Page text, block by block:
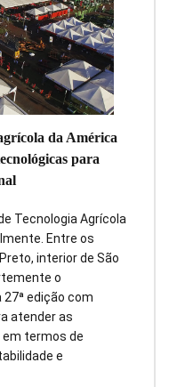
da América
para
Tecnologia Agrícola
Entre os
interior de São
o
edição com
atender as
termos de
e